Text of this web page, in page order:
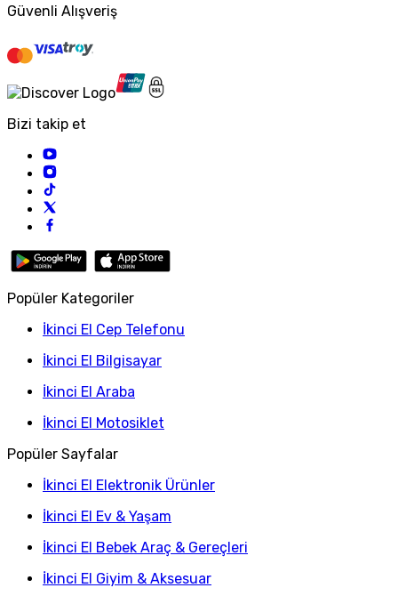
Güvenli Alışveriş
Bizi takip et
Popüler Kategoriler
İkinci El Cep Telefonu
İkinci El Bilgisayar
İkinci El Araba
İkinci El Motosiklet
Popüler Sayfalar
İkinci El Elektronik Ürünler
İkinci El Ev & Yaşam
İkinci El Bebek Araç & Gereçleri
İkinci El Giyim & Aksesuar